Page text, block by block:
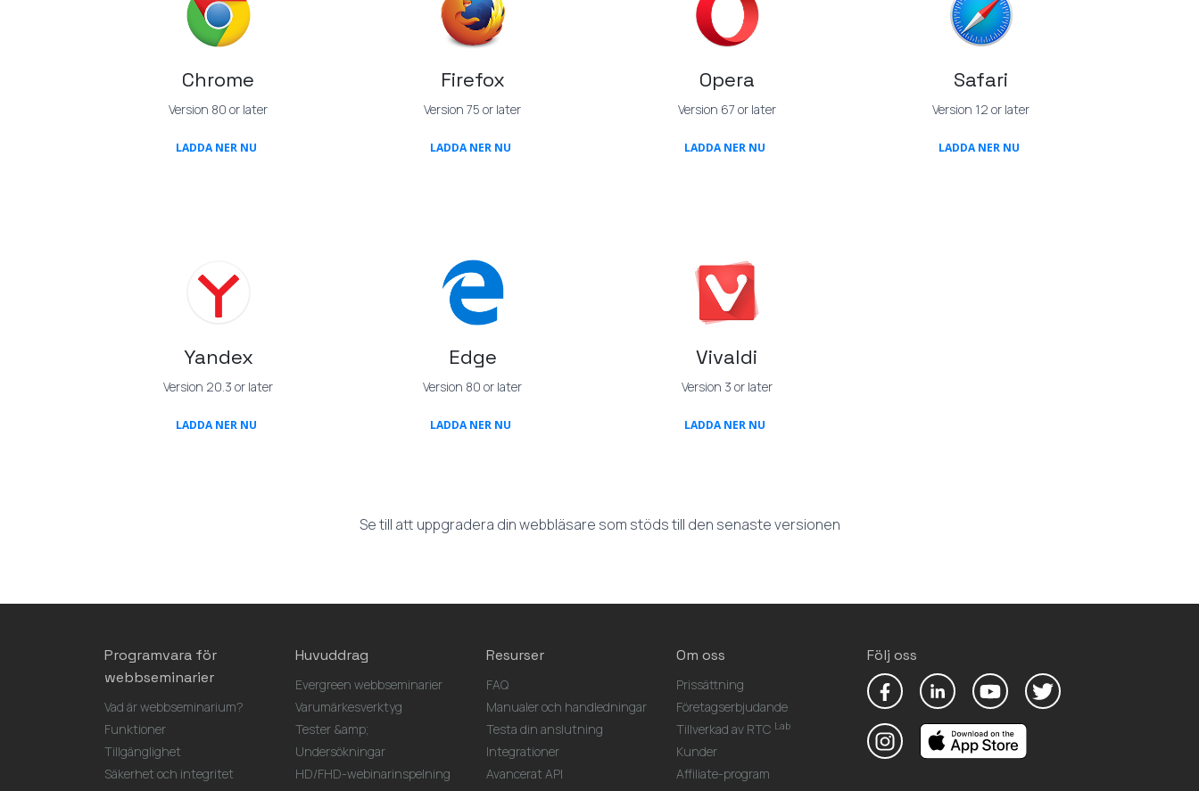
Chrome
Version 80 or later
LADDA NER NU
Firefox
Version 75 or later
LADDA NER NU
Opera
Version 67 or later
LADDA NER NU
Safari
Version 12 or later
LADDA NER NU
Yandex
Version 20.3 or later
LADDA NER NU
Edge
Version 80 or later
LADDA NER NU
Vivaldi
Version 3 or later
LADDA NER NU
Se till att uppgradera din webbläsare som stöds till den senaste versionen
Programvara för
webbseminarier
Vad är webbseminarium?
Funktioner
Tillgänglighet
Säkerhet och integritet
Huvuddrag
Evergreen webbseminarier
Varumärkesverktyg
Tester &amp;
Undersökningar
HD/FHD-webinarinspelning
Resurser
FAQ
Manualer och handledningar
Testa din anslutning
Integrationer
Avancerat API
Om oss
Prissättning
Företagserbjudande
Tillverkad av RTC Lab
Kunder
Affiliate-program
Följ oss